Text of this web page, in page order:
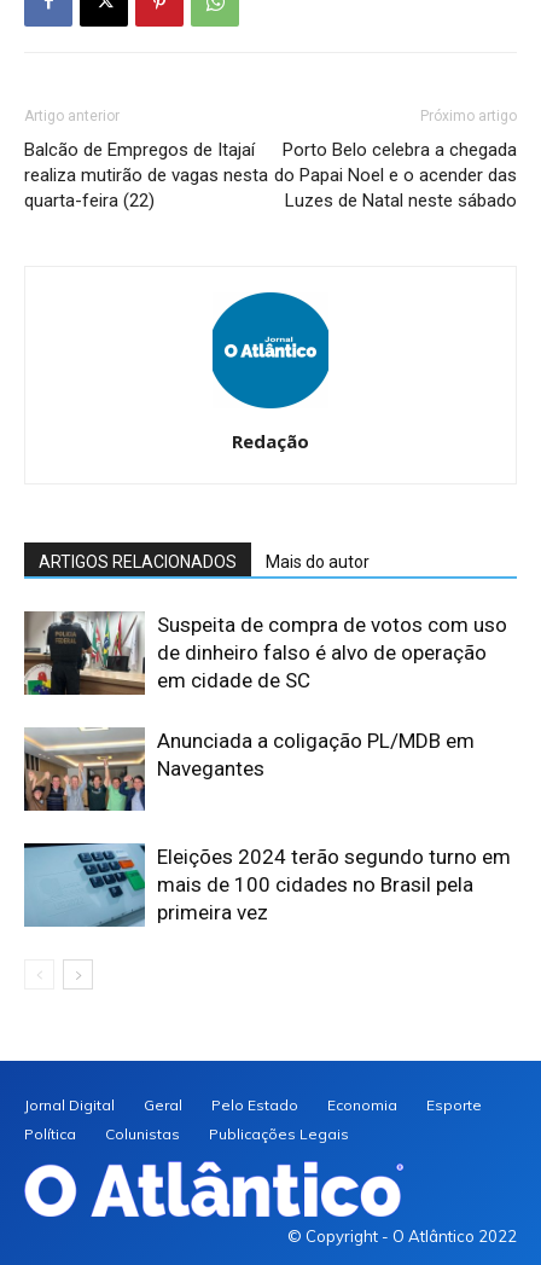
Artigo anterior
Balcão de Empregos de Itajaí
realiza mutirão de vagas nesta
quarta-feira (22)
Próximo artigo
Porto Belo celebra a chegada
do Papai Noel e o acender das
Luzes de Natal neste sábado
Redação
ARTIGOS RELACIONADOS Mais do autor
Suspeita de compra de votos com uso
de dinheiro falso é alvo de operação
em cidade de SC
Anunciada a coligação PL/MDB em
Navegantes
Eleições 2024 terão segundo turno em
mais de 100 cidades no Brasil pela
primeira vez
Jornal Digital Geral Pelo Estado Economia
Esporte
Política
Colunistas Publicações Legais
© Copyright - O Atlântico 2022